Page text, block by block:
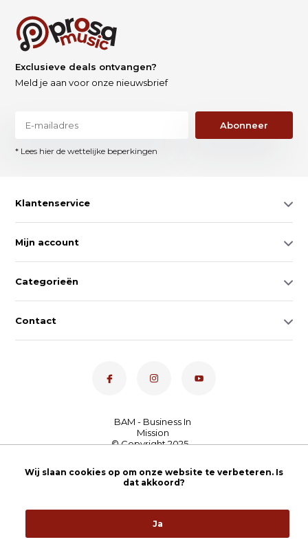
Exclusieve deals ontvangen?
Meld je aan voor onze nieuwsbrief
Abonneer
* Lees hier de wettelijke beperkingen
Klantenservice
Mijn account
Categorieën
Contact
Dé toetsenspecialist van
Nederland4,7- bekijk
onze 100+ reviews
Wij slaan cookies op om onze website te verbeteren. Is
dat akkoord?
Ja